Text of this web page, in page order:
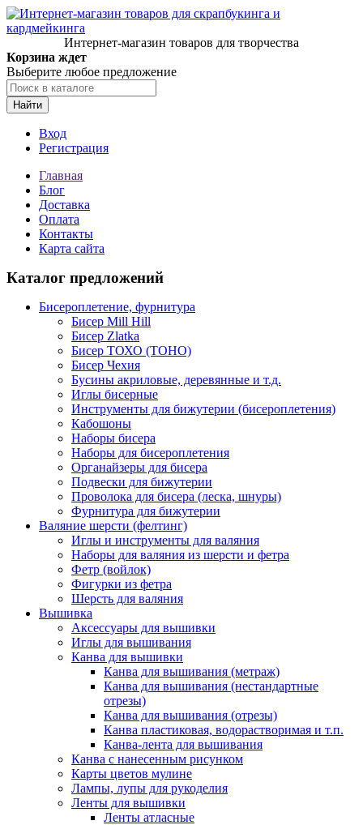
Интернет-магазин товаров для творчества
Корзина ждет
Выберите любое предложение
Найти
Вход
Регистрация
Главная
Блог
Доставка
Оплата
Контакты
Карта сайта
Каталог предложений
Бисероплетение, фурнитура
Бисер Mill Hill
Бисер Zlatka
Бисер ТОХО (TOHO)
Бисер Чехия
Бусины акриловые, деревянные и т.д.
Иглы бисерные
Инструменты для бижутерии (бисероплетения)
Кабошоны
Наборы бисера
Наборы для бисероплетения
Органайзеры для бисера
Подвески для бижутерии
Проволока для бисера (леска, шнуры)
Фурнитура для бижутерии
Валяние шерсти (фелтинг)
Иглы и инструменты для валяния
Наборы для валяния из шерсти и фетра
Фетр (войлок)
Фигурки из фетра
Шерсть для валяния
Вышивка
Аксессуары для вышивки
Иглы для вышивания
Канва для вышивки
Канва для вышивания (метраж)
Канва для вышивания (нестандартные
отрезы)
Канва для вышивания (отрезы)
Канва пластиковая, водорастворимая и т.п.
Канва-лента для вышивания
Канва с нанесенным рисунком
Карты цветов мулине
Лампы, лупы для рукоделия
Ленты для вышивки
Ленты атласные